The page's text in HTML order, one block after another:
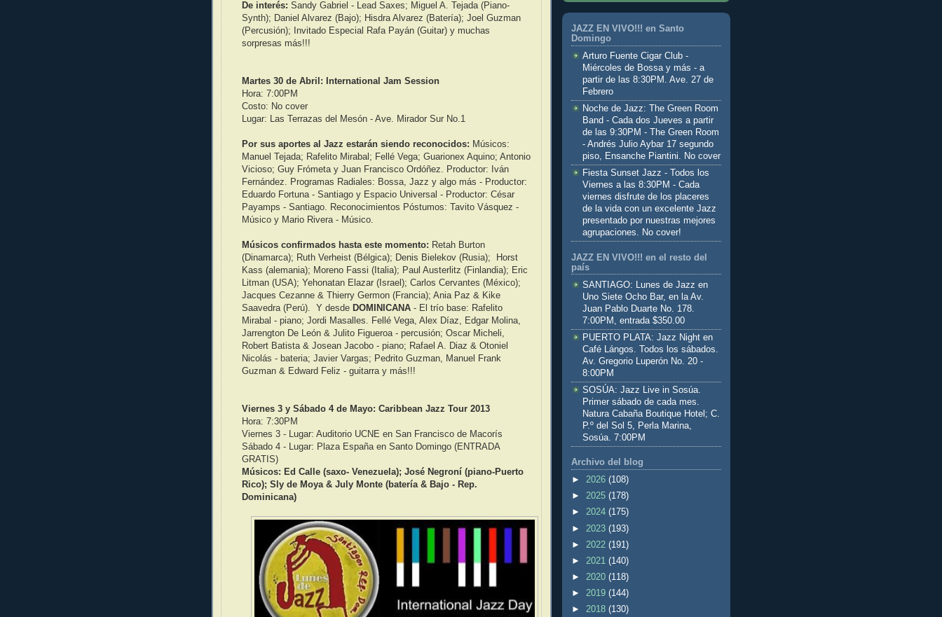
De interés: Sandy Gabriel - Lead Saxes; Miguel A. Tejada (Piano-
Synth); Daniel Alvarez (Bajo); Hisdra Alvarez (Batería); Joel Guzman
(Percusión); Invitado Especial Rafa Payán (Guitar) y muchas
sorpresas más!!!
Martes 30 de Abril: International Jam Session
Hora: 7:00PM
Costo: No cover
Lugar: Las Terrazas del Mesón - Ave. Mirador Sur No.1
Por sus aportes al Jazz estarán siendo reconocidos: Músicos:
Manuel Tejada; Rafelito Mirabal; Fellé Vega; Guarionex Aquino; Antonio
Vicioso; Guy Frómeta y Juan Francisco Ordóñez. Productor: Iván
Fernández. Programas Radiales: Bossa, Jazz y algo más - Productor:
Eduardo Fortuna - Santiago y Espacio Universal - Productor: César
Payamps - Santiago. Reconocimientos Póstumos: Tavito Vásquez -
Músico y Mario Rivera - Músico.
Músicos confirmados hasta este momento: Retah Burton
(Dinamarca); Ruth Verheist (Bélgica); Denis Bielekov (Rusia); Horst
Kass (alemania); Moreno Fassi (Italia); Paul Austerlitz (Finlandia); Eric
Litman (USA); Yehonatan Elazar (Israel); Carlos Cervantes (México);
Jacques Cezanne & Thierry Germon (Francia); Ania Paz & Kike
Saavedra (Perú). Y desde DOMINICANA - El trío base: Rafelito
Mirabal - piano; Jordi Masalles. Fellé Vega, Alex Díaz, Edgar Molina,
Jarrengton De León & Julito Figueroa - percusión; Oscar Micheli,
Robert Batista & Josean Jacobo - piano; Rafael A. Diaz & Otoniel
Nicolás - bateria; Javier Vargas; Pedrito Guzman, Manuel Frank
Guzman & Edward Feliz - guitarra y más!!!
Viernes 3 y Sábado 4 de Mayo: Caribbean Jazz Tour 2013
Hora: 7:30PM
Viernes 3 - Lugar: Auditorio UCNE en San Francisco de Macorís
Sábado 4 - Lugar: Plaza España en Santo Domingo (ENTRADA
GRATIS)
Músicos: Ed Calle (saxo- Venezuela); José Negroní (piano-Puerto
Rico); Sly de Moya & July Monte (batería & Bajo - Rep.
Dominicana)
JAZZ EN VIVO!!! en Santo
Domingo
Arturo Fuente Cigar Club -
Miércoles de Bossa y más - a
partir de las 8:30PM. Ave. 27 de
Febrero
Noche de Jazz: The Green Room
Band - Cada dos Jueves a partir
de las 9:30PM - The Green Room
- Andrés Julio Aybar 17 segundo
piso, Ensanche Piantini. No cover
Fiesta Sunset Jazz - Todos los
Viernes a las 8:30PM - Cada
viernes disfrute de los placeres
de la vida con un excelente Jazz
presentado por nuestras mejores
agrupaciones. No cover!
JAZZ EN VIVO!!! en el resto del
país
SANTIAGO: Lunes de Jazz en
Uno Siete Ocho Bar, en la Av.
Juan Pablo Duarte No. 178.
7:00PM, entrada $350.00
PUERTO PLATA: Jazz Night en
Café Lángos. Todos los sábados.
Av. Gregorio Luperón No. 20 -
8:00PM
SOSÚA: Jazz Live in Sosúa.
Primer sábado de cada mes.
Natura Cabaña Boutique Hotel; C.
P.º del Sol 5, Perla Marina,
Sosúa. 7:00PM
Archivo del blog
► 2026 (108)
► 2025 (178)
► 2024 (175)
► 2023 (193)
► 2022 (191)
► 2021 (140)
► 2020 (118)
► 2019 (144)
► 2018 (130)